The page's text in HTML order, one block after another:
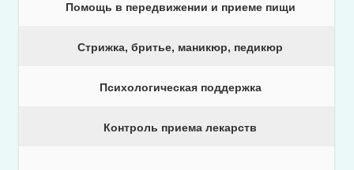
Помощь в передвижении и приеме пищи
Стрижка, бритье, маникюр, педикюр
Психологическая поддержка
Контроль приема лекарств